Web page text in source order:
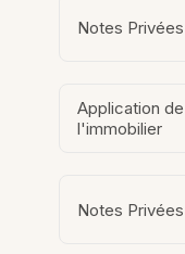
Notes
Application
l'immobilier
Notes